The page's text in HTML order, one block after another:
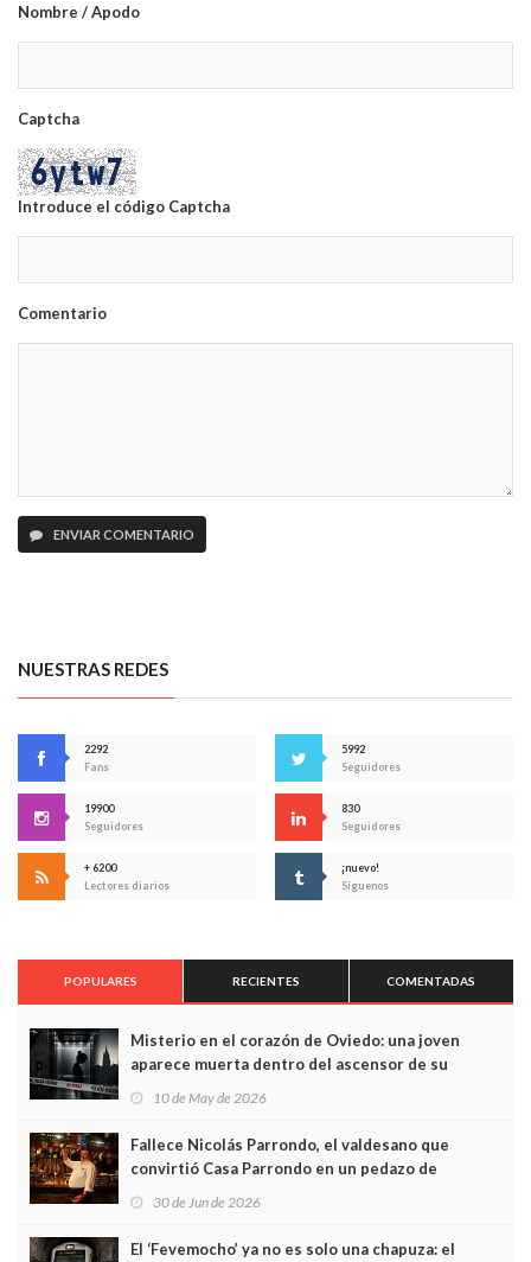
Nombre / Apodo
Captcha
Introduce el código Captcha
Comentario
ENVIAR COMENTARIO
NUESTRAS REDES
2292
Fans
5992
Seguidores
19900
Seguidores
830
Seguidores
+ 6200
Lectores diarios
¡nuevo!
Síguenos
POPULARES RECIENTES COMENTADAS
Misterio en el corazón de Oviedo: una joven
aparece muerta dentro del ascensor de su
edificio y las cámaras captan sus últimos minutos
10 de May de 2026
Fallece Nicolás Parrondo, el valdesano que
convirtió Casa Parrondo en un pedazo de
Asturias en Madrid
30 de Jun de 2026
El ‘Fevemocho’ ya no es solo una chapuza: el